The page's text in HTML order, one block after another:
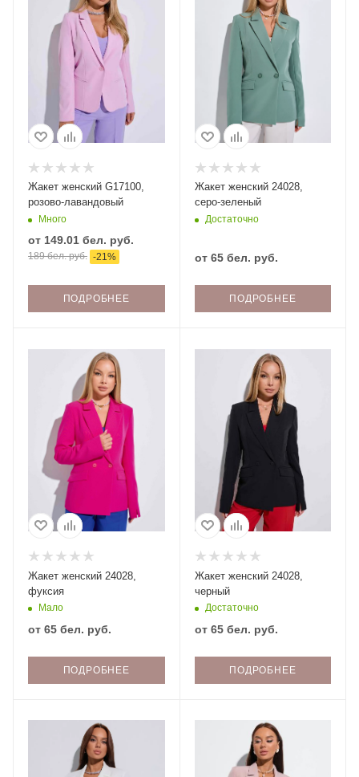
Жакет женский G17100,
розово-лавандовый
Много
от 149.01 бел. руб.
189 бел. руб. -21%
ПОДРОБНЕЕ
Жакет женский 24028,
серо-зеленый
Достаточно
от 65 бел. руб.
ПОДРОБНЕЕ
Жакет женский 24028,
фуксия
Мало
от 65 бел. руб.
ПОДРОБНЕЕ
Жакет женский 24028,
черный
Достаточно
от 65 бел. руб.
ПОДРОБНЕЕ